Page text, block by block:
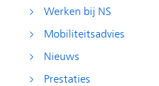
Werken bij NS
Mobiliteitsadvies
Nieuws
Prestaties